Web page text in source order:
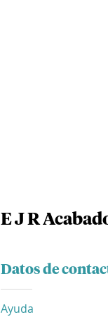
E J R
Datos de
Ayuda